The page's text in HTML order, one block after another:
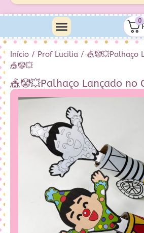
0
Início / Prof Lucilia / 🎪🤡💥Palhaço
🎪🤡💥
🎪🤡💥Palhaço Lançado no